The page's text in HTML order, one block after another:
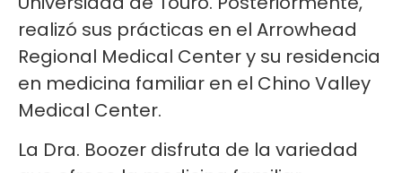
realizó sus prácticas en el Arrowhead
Regional Medical Center y su residencia
en medicina familiar en el Chino Valley
Medical Center.
La Dra. Boozer disfruta de la variedad